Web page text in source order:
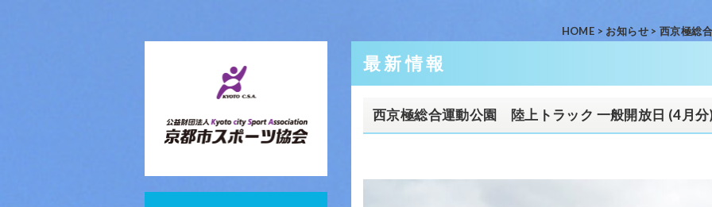
HOME > お知らせ>西京極総
最新情報
西京極総合運動公園 陸上トラック 一般開放日 (4月分